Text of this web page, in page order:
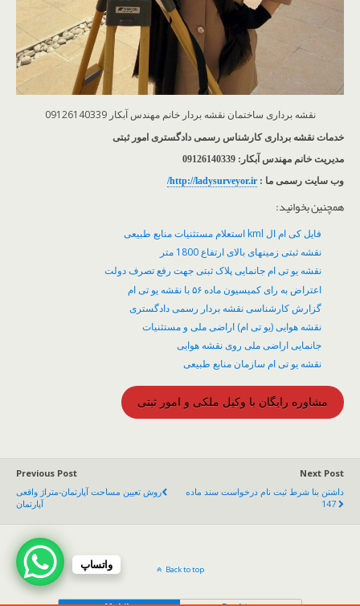
نقشه برداری ساختمان نقشه بردار خانم مهندس آبکار 09126140339
خدمات نقشه برداری کارشناس رسمی دادگستری امور ثبتی
مدیریت خانم مهندس آبکار: 09126140339
وب سایت رسمی ما : http://ladysurveyor.ir/
همچنین بخوانید:
فایل کی ام ال kml استعلام مستثنیات منابع طبیعی
نقشه ثبتی زمینهای بالای ارتفاع 1800 متر
نقشه یو تی ام جانمایی پلاک ثبتی جهت رفع تصرف دولت
اعتراض به رای کمیسیون ماده ۵۶ با نقشه یو تی ام
گزارش کارشناسی نقشه بردار رسمی دادگستری
نقشه هوایی (یو تی ام) اراضی ملی و مستثنیات
جانمایی اراضی ملی روی نقشه هوایی
نقشه یو تی ام سازمان منابع طبیعی
مشاوره رایگان با وکیل ملکی و امور ثبتی
Previous Post
روش تعیین مساحت آپارتمان-متراژ واقعی
آپارتمان
Next Post
داشتن بنا شرط ثبت نام درخواست سند ماده
147
Back to top واتساپ